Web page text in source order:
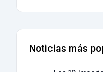
Noticias más